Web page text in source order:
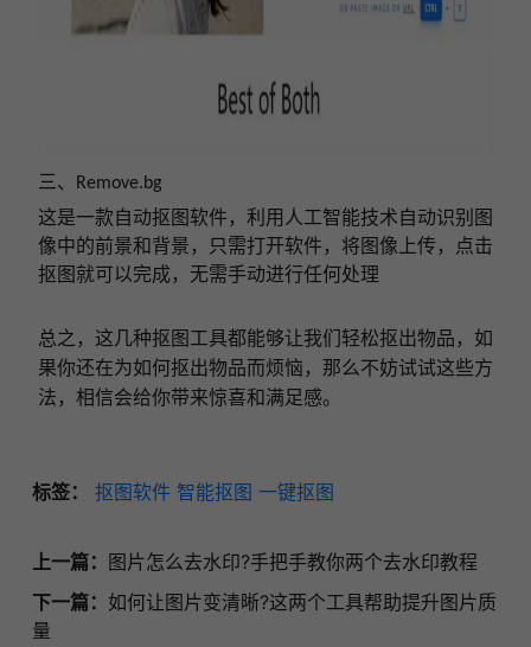
三、 Remove.bg
这是一款自动抠图软件，利用人工智能技术自动识别图
像中的前景和背景，只需打开软件，将图像上传，点击
抠图就可以完成，无需手动进行任何处理
总之，这几种抠图工具都能够让我们 轻松抠出物品，如
果你还在为如何抠出物品而烦恼，那么不妨试试这些方
法 ，相信会给你带来惊喜和满足感。
标签： 抠图软件 智能抠图 一键抠图
上一篇： 图片怎么去水印?手把手教你两个去水印教程
下一篇： 如何让图片变清晰?这两个工具帮助提升图片质
量